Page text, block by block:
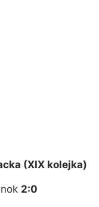
(XIX kolejka)
2:0